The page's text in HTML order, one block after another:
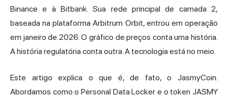
Binance e à Bitbank. Sua rede principal de camada 2,
baseada na plataforma Arbitrum Orbit, entrou em operação
em janeiro de 2026. O gráfico de preços conta uma história.
A história regulatória conta outra. A tecnologia está no meio.
Este artigo explica o que é, de fato, o JasmyCoin.
Abordamos como o Personal Data Locker e o token JASMY